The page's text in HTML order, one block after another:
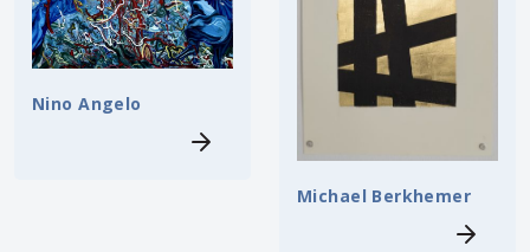
Nino Angelo
Michael Berkhemer